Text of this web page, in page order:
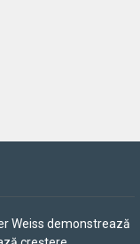
Weiss demonstrează